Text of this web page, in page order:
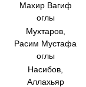
Махир Вагиф
оглы
Мухтаров,
Расим Мустафа
оглы
Насибов,
Аллахьяр